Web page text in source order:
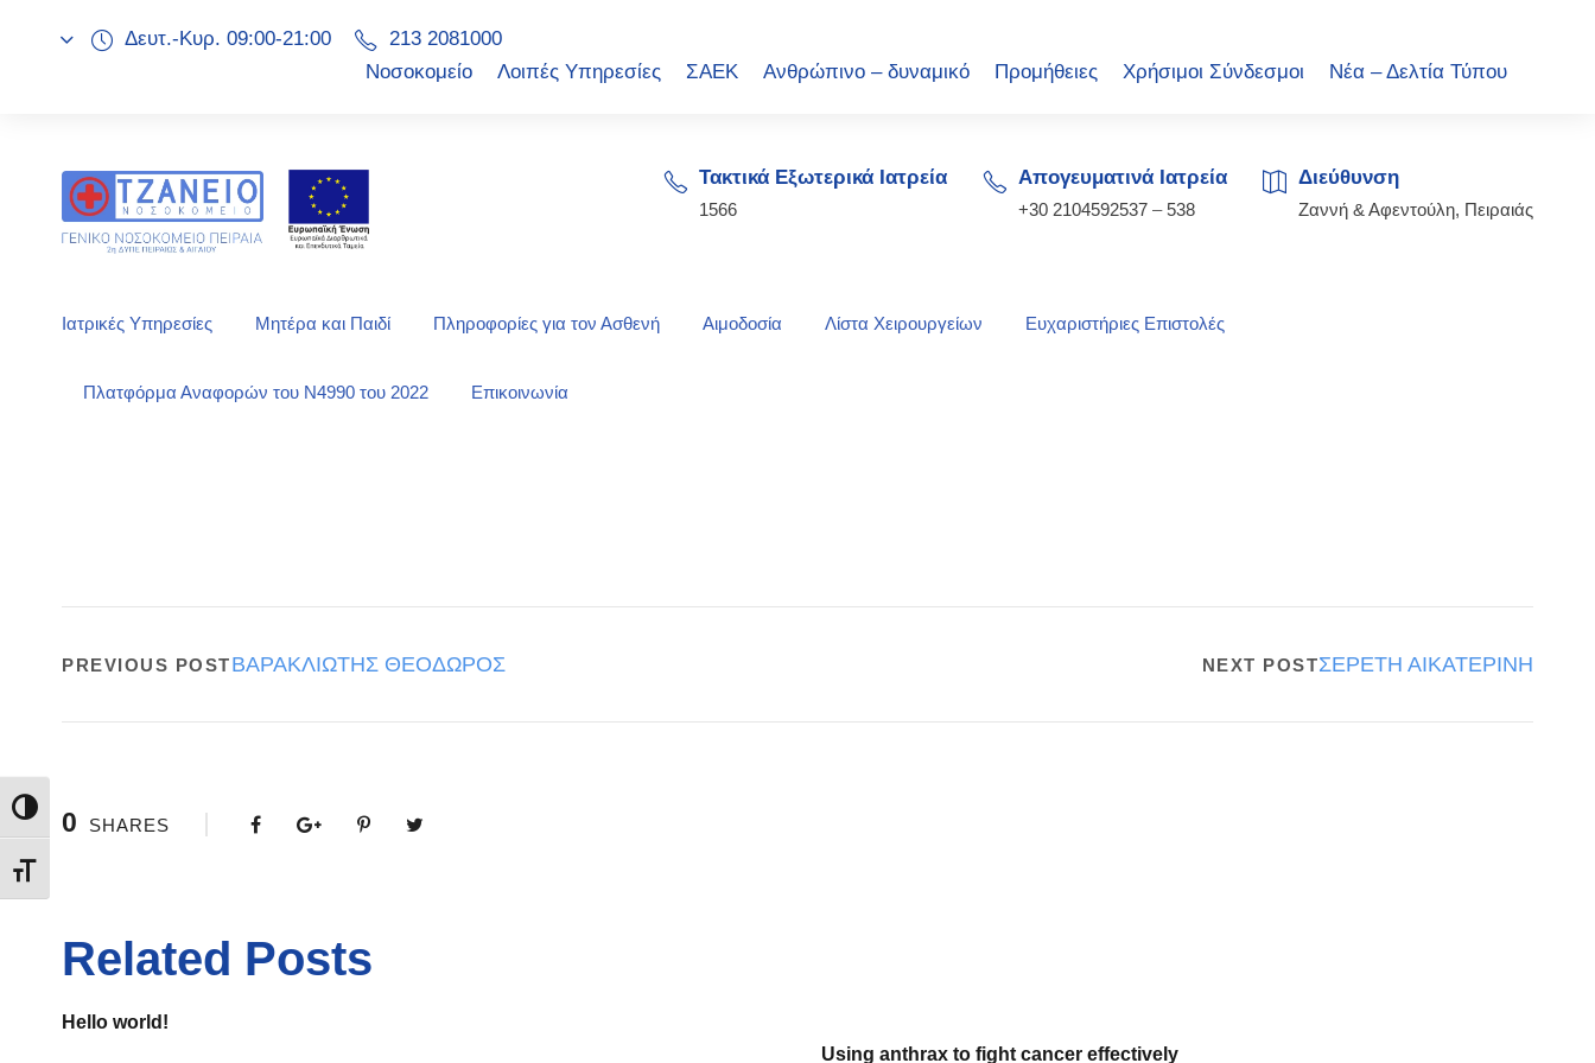
Εναλλαγή Υψηλής Αντίθεσης
Εναλλαγή Μεγέθους Γραμμάτων
Δευτ.-Κυρ. 09:00-21:00
213 2081000
Νοσοκομείο
Λοιπές Υπηρεσίες ΣΑΕΚ Ανθρώπινο – δυναμικό Προμήθειες Χρήσιμοι Σύνδεσμοι Νέα – Δελτία Τύπου
Τακτικά Εξωτερικά Ιατρεία
1566
Απογευματινά Ιατρεία
+30 2104592537 –538
Διεύθυνση
Ζαννή & Αφεντούλη, Πειραιάς
Ιατρικές Υπηρεσίες Μητέρα και Παιδί Πληροφορίες για τον Ασθενή Αιμοδοσία Λίστα Χειρουργείων Ευχαριστήριες Επιστολές
Πλατφόρμα Αναφορών του Ν4990 του 2022 Επικοινωνία
PREVIOUS POSTΒΑΡΑΚΛΙΩΤΗΣ ΘΕΟΔΩΡΟΣ NEXT POSTΣΕΡΕΤΗ ΑΙΚΑΤΕΡΙΝΗ
0 SHARES
Related Posts
Hello world!
Using anthrax to fight cancer effectively